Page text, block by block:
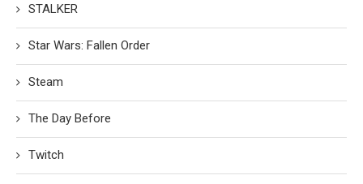
STALKER
Star Wars: Fallen Order
Steam
The Day Before
Twitch